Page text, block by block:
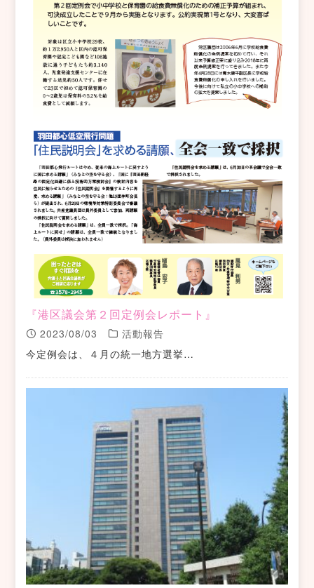
『港区議会第２回定例会レポート』
2023/08/03
活動報告
今定例会は、４月の統一地方選挙…